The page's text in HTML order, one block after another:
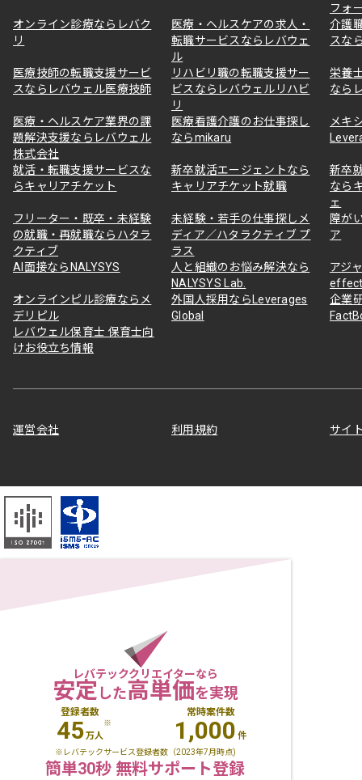
フォ
オンライン診療ならレバク
リ
医療・ヘルスケアの求人・
転職サービスならレバウェ
ル
介護
スな
医療技師の転職支援サービ
スならレバウェル医療技師
リハビリ職の転職支援サー
ビスならレバウェルリハビ
リ
栄養
なら
医療・ヘルスケア業界の課
題解決支援ならレバウェル
株式会社
医療看護介護のお仕事探し
ならmikaru
メキ
就活・転職支援サービスな
らキャリアチケット
新卒就活エージェントなら
キャリアチケット就職
新卒
なら
ェ
フリーター・既卒・未経験
の就職・再就職ならハタラ
クティブ
未経験・若手の仕事探しメ
ディア／ハタラクティブ プ
ラス
障が
ア
AI面接ならNALYSYS
人と組織のお悩み解決なら
NALYSYS Lab.
アジ
オンラインピル診療ならメ
デリピル
外国人採用ならLeverages
Global
企業
レバウェル保育士 保育士向
けお役立ち情報
運営会社 利用規約 サイ
レバテッククリエイターなら
安定した高単価を実現
登録者数
45万人
※
常時案件数
1,000 件
※レバテックサービス登録者数（2023年7月時点)
簡単30秒 無料サポート登録